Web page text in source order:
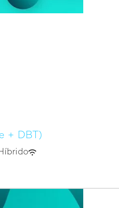
+ DBT)